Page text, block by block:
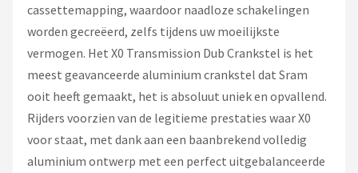
cassettemapping, waardoor naadloze schakelingen
worden gecreëerd, zelfs tijdens uw moeilijkste
vermogen. Het X0 Transmission Dub Crankstel is het
meest geavanceerde aluminium crankstel dat Sram
ooit heeft gemaakt, het is absoluut uniek en opvallend.
Rijders voorzien van de legitieme prestaties waar X0
voor staat, met dank aan een baanbrekend volledig
aluminium ontwerp met een perfect uitgebalanceerde